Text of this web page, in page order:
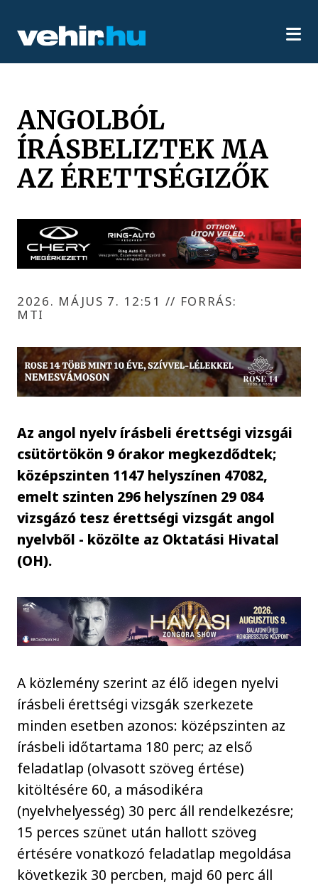
ANGOLBÓL
ÍRÁSBELIZTEK MA
AZ ÉRETTSÉGIZŐK
2026. MÁJUS 7. 12:51 // FORRÁS:
MTI
Az angol nyelv írásbeli érettségi vizsgái
csütörtökön 9 órakor megkezdődtek;
középszinten 1147 helyszínen 47082,
emelt szinten 296 helyszínen 29 084
vizsgázó tesz érettségi vizsgát angol
nyelvből - közölte az Oktatási Hivatal
(OH).
A közlemény szerint az élő idegen nyelvi
írásbeli érettségi vizsgák szerkezete
minden esetben azonos: középszinten az
írásbeli időtartama 180 perc; az első
feladatlap (olvasott szöveg értése)
kitöltésére 60, a másodikéra
(nyelvhelyesség) 30 perc áll rendelkezésre;
15 perces szünet után hallott szöveg
értésére vonatkozó feladatlap megoldása
következik 30 percben, majd 60 perc áll